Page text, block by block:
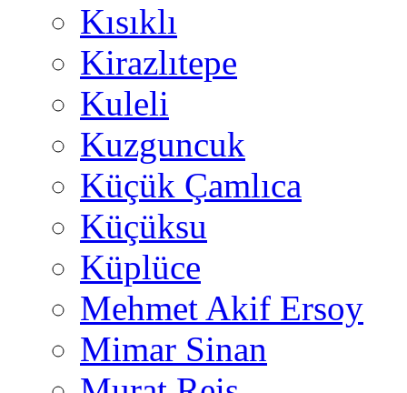
Kısıklı
Kirazlıtepe
Kuleli
Kuzguncuk
Küçük Çamlıca
Küçüksu
Küplüce
Mehmet Akif Ersoy
Mimar Sinan